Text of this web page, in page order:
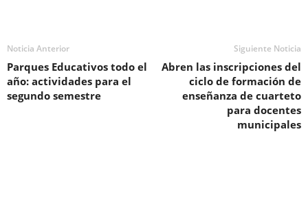
Noticia Anterior
Parques Educativos todo el
año: actividades para el
segundo semestre
Siguiente Noticia
Abren las inscripciones del
ciclo de formación de
enseñanza de cuarteto
para docentes
municipales